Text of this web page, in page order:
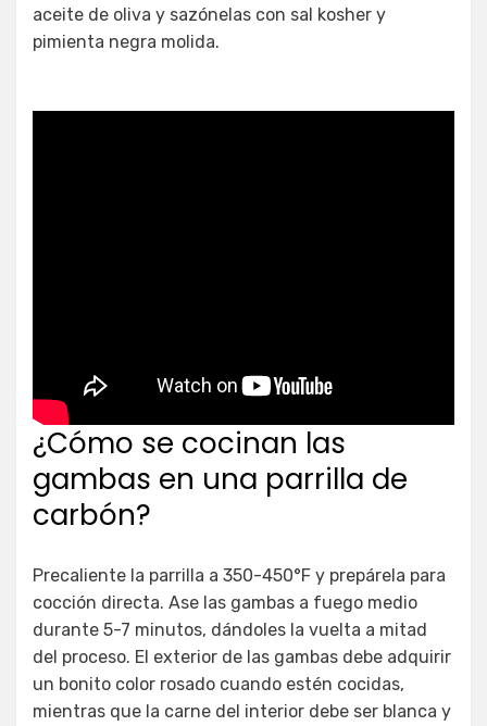
aceite de oliva y sazónelas con sal kosher y
pimienta negra molida.
¿Cómo se cocinan las
gambas en una parrilla de
carbón?
Precaliente la parrilla a 350-450°F y prepárela para
cocción directa. Ase las gambas a fuego medio
durante 5-7 minutos, dándoles la vuelta a mitad
del proceso. El exterior de las gambas debe adquirir
un bonito color rosado cuando estén cocidas,
mientras que la carne del interior debe ser blanca y